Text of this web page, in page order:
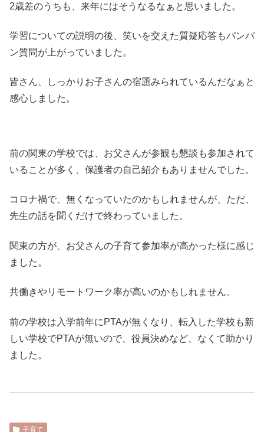
2歳差のうちも、来年にはそうなるなぁと思いました。
学習についての説明の後、笑いを交えた質疑応答もバンバ
ン質問が上がっていました。
皆さん、しっかりお子さんの宿題みられているんだなぁと
感心しました。
前の関東の学校では、お父さんが参観も懇談も参加されて
いることが多く、保護者の自己紹介もありませんでした。
コロナ禍で、無くなっていたのかもしれませんが、ただ、
先生の話を聞くだけで終わっていました。
関東の方が、お父さんの子育て参加率が高かった様に感じ
ました。
共働きやリモートワーク率が高いのかもしれません。
前の学校は入学前年にPTAが無くなり、転入した学校も新
しい学校でPTAが無いので、役員決めなど、なくて助かり
ました。
子育て